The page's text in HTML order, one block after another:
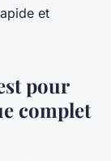
et
pour
complet